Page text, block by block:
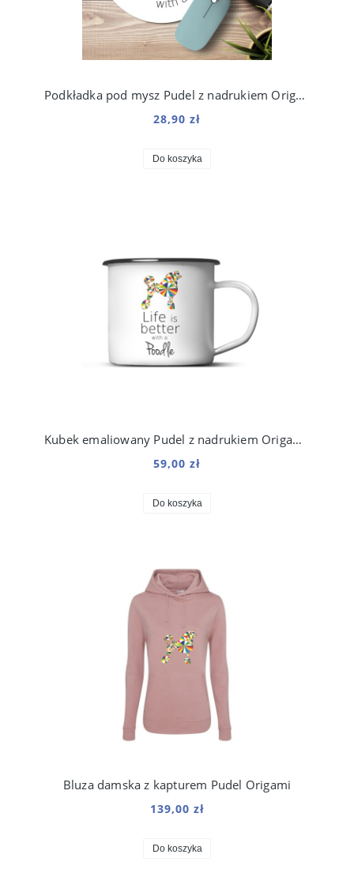
Podkładka pod mysz Pudel z nadrukiem Origami
28,90 zł
Do koszyka
Kubek emaliowany Pudel z nadrukiem Origami Biały
59,00 zł
Do koszyka
Bluza damska z kapturem Pudel Origami
139,00 zł
Do koszyka